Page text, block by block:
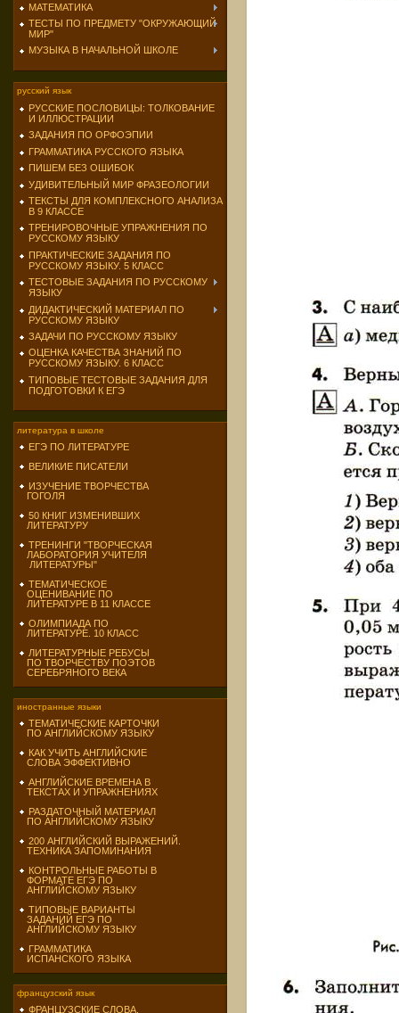
МАТЕМАТИКА
ТЕСТЫ ПО ПРЕДМЕТУ "ОКРУЖАЮЩИЙ
МИР"
МУЗЫКА В НАЧАЛЬНОЙ ШКОЛЕ
русский язык
РУССКИЕ ПОСЛОВИЦЫ: ТОЛКОВАНИЕ
И ИЛЛЮСТРАЦИИ
ЗАДАНИЯ ПО ОРФОЭПИИ
ГРАММАТИКА РУССКОГО ЯЗЫКА
ПИШЕМ БЕЗ ОШИБОК
УДИВИТЕЛЬНЫЙ МИР ФРАЗЕОЛОГИИ
ТЕКСТЫ ДЛЯ КОМПЛЕКСНОГО АНАЛИЗА
В 9 КЛАССЕ
ТРЕНИРОВОЧНЫЕ УПРАЖНЕНИЯ ПО
РУССКОМУ ЯЗЫКУ
ПРАКТИЧЕСКИЕ ЗАДАНИЯ ПО
РУССКОМУ ЯЗЫКУ. 5 КЛАСС
ТЕСТОВЫЕ ЗАДАНИЯ ПО РУССКОМУ
ЯЗЫКУ
ДИДАКТИЧЕСКИЙ МАТЕРИАЛ ПО
РУССКОМУ ЯЗЫКУ
ЗАДАЧИ ПО РУССКОМУ ЯЗЫКУ
ОЦЕНКА КАЧЕСТВА ЗНАНИЙ ПО
РУССКОМУ ЯЗЫКУ. 6 КЛАСС
ТИПОВЫЕ ТЕСТОВЫЕ ЗАДАНИЯ ДЛЯ
ПОДГОТОВКИ К ЕГЭ
литература в школе
ЕГЭ ПО ЛИТЕРАТУРЕ
ВЕЛИКИЕ ПИСАТЕЛИ
ИЗУЧЕНИЕ ТВОРЧЕСТВА
ГОГОЛЯ
50 КНИГ ИЗМЕНИВШИХ
ЛИТЕРАТУРУ
ТРЕНИНГИ "ТВОРЧЕСКАЯ
ЛАБОРАТОРИЯ УЧИТЕЛЯ
ЛИТЕРАТУРЫ"
ТЕМАТИЧЕСКОЕ
ОЦЕНИВАНИЕ ПО
ЛИТЕРАТУРЕ В 11 КЛАССЕ
ОЛИМПИАДА ПО
ЛИТЕРАТУРЕ. 10 КЛАСС
ЛИТЕРАТУРНЫЕ РЕБУСЫ
ПО ТВОРЧЕСТВУ ПОЭТОВ
СЕРЕБРЯНОГО ВЕКА
иностранные языки
ТЕМАТИЧЕСКИЕ КАРТОЧКИ
ПО АНГЛИЙСКОМУ ЯЗЫКУ
КАК УЧИТЬ АНГЛИЙСКИЕ
СЛОВА ЭФФЕКТИВНО
АНГЛИЙСКИЕ ВРЕМЕНА В
ТЕКСТАХ И УПРАЖНЕНИЯХ
РАЗДАТОЧНЫЙ МАТЕРИАЛ
ПО АНГЛИЙСКОМУ ЯЗЫКУ
200 АНГЛИЙСКИЙ ВЫРАЖЕНИЙ.
ТЕХНИКА ЗАПОМИНАНИЯ
КОНТРОЛЬНЫЕ РАБОТЫ В
ФОРМАТЕ ЕГЭ ПО
АНГЛИЙСКОМУ ЯЗЫКУ
ТИПОВЫЕ ВАРИАНТЫ
ЗАДАНИЙ ЕГЭ ПО
АНГЛИЙСКОМУ ЯЗЫКУ
ГРАММАТИКА
ИСПАНСКОГО ЯЗЫКА
французский язык
ФРАНЦУЗСКИЕ СЛОВА.